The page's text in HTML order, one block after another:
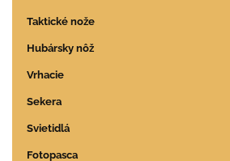
Taktické nože
Hubársky nôž
Vrhacie
Sekera
Svietidlá
Fotopasca